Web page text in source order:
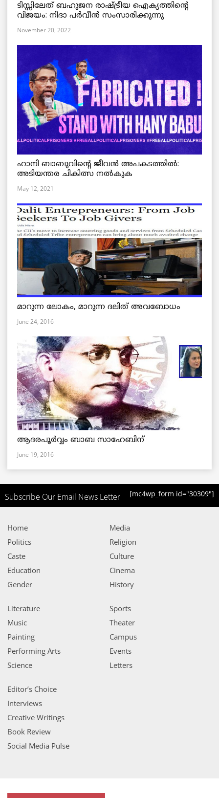
ടിസ്സിലേത് ബഹുജന രാഷ്ട്രീയ ഐക്യത്തിന്റെ
വിജയം: നിദാ പർവീൻ സംസാരിക്കുന്നു
November 20, 2022
ഹാനി ബാബുവിന്റെ ജീവൻ അപകടത്തിൽ:
അടിയന്തര ചികിത്സ നൽകുക
May 12, 2021
മാറുന്ന ലോകം, മാറുന്ന ദലിത് അവബോധം
June 24, 2016
ആദരപൂര്‍വ്വം ബാബ സാഹേബിന്
June 19, 2016
Subscribe Our Email News Letter [mc4wp_form id="30309"]
Home
Politics
Caste
Education
Gender
Media
Religion
Culture
Cinema
History
Literature
Music
Painting
Performing Arts
Science
Sports
Theater
Campus
Events
Letters
Editor’s Choice
Interviews
Creative Writings
Book Review
Social Media Pulse